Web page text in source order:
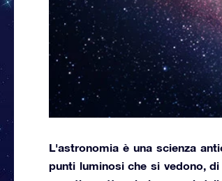
L'astronomia è una scienza
punti luminosi che si vedono,